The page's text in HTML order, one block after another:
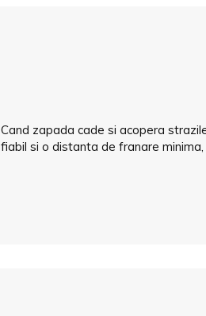
Cand zapada cade si acopera
fiabil si o distanta de franare